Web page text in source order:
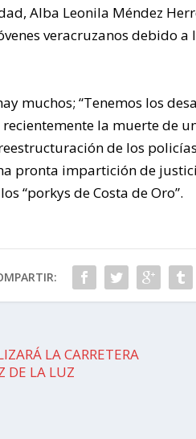
Alba Leonila Méndez
veracruzanos debido
muchos; “Tenemos los
la muerte de
de los
pronta impartición de
“porkys de Costa de Oro”.
LA CARRETERA
DE LA LUZ